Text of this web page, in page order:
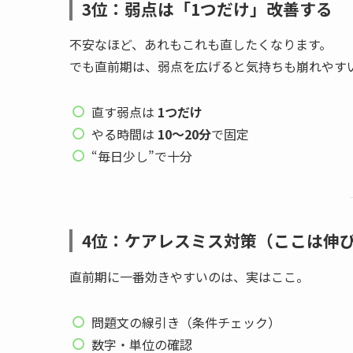
3位：弱点は「1つだけ」改善する
不安なほど、あれもこれも直したくなります。
でも直前期は、弱点を広げると気持ちも崩れやす
直す弱点は 1つだけ
やる時間は 10〜20分で固定
“毎日少し”で十分
4位：ケアレスミス対策（ここは伸び
直前期に一番効きやすいのは、実はここ。
問題文の線引き（条件チェック）
数字・単位の確認